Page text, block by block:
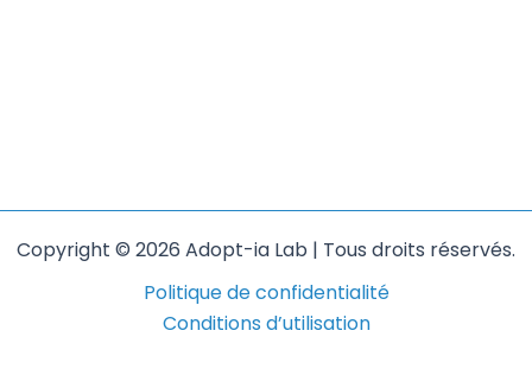
Copyright © 2026 Adopt-ia Lab | Tous droits réservés.
Politique de confidentialité
Conditions d’utilisation